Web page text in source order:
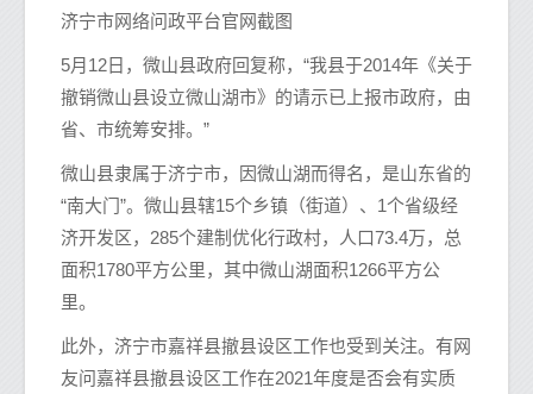
济宁市网络问政平台官网截图
5月12日，微山县政府回复称，“我县于2014年《关于
撤销微山县设立微山湖市》的请示已上报市政府，由
省、市统筹安排。”
微山县隶属于济宁市，因微山湖而得名，是山东省的
“南大门”。微山县辖15个乡镇（街道）、1个省级经
济开发区，285个建制优化行政村，人口73.4万，总
面积1780平方公里，其中微山湖面积1266平方公
里。
此外，济宁市嘉祥县撤县设区工作也受到关注。有网
友问嘉祥县撤县设区工作在2021年度是否会有实质